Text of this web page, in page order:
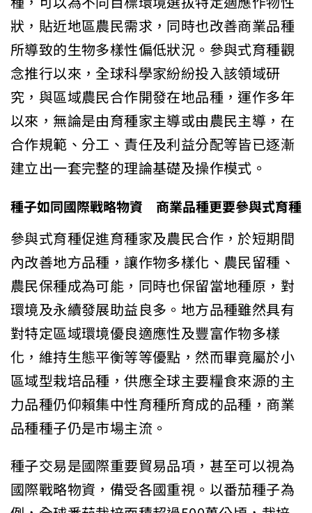
狀，貼近地區農民需求，同時也改善商業品種
所導致的生物多樣性偏低狀況。參與式育種觀
念推行以來，全球科學家紛紛投入該領域研
究，與區域農民合作開發在地品種，運作多年
以來，無論是由育種家主導或由農民主導，在
合作規範、分工、責任及利益分配等皆已逐漸
建立出一套完整的理論基礎及操作模式。
種子如同國際戰略物資 商業品種更要參與式育種
參與式育種促進育種家及農民合作，於短期間
內改善地方品種，讓作物多樣化、農民留種、
農民保種成為可能，同時也保留當地種原，對
環境及永續發展助益良多。地方品種雖然具有
對特定區域環境優良適應性及豐富作物多樣
化，維持生態平衡等等優點，然而畢竟屬於小
區域型栽培品種，供應全球主要糧食來源的主
力品種仍仰賴集中性育種所育成的品種，商業
品種種子仍是市場主流。
種子交易是國際重要貿易品項，甚至可以視為
國際戰略物資，備受各國重視。以番茄種子為